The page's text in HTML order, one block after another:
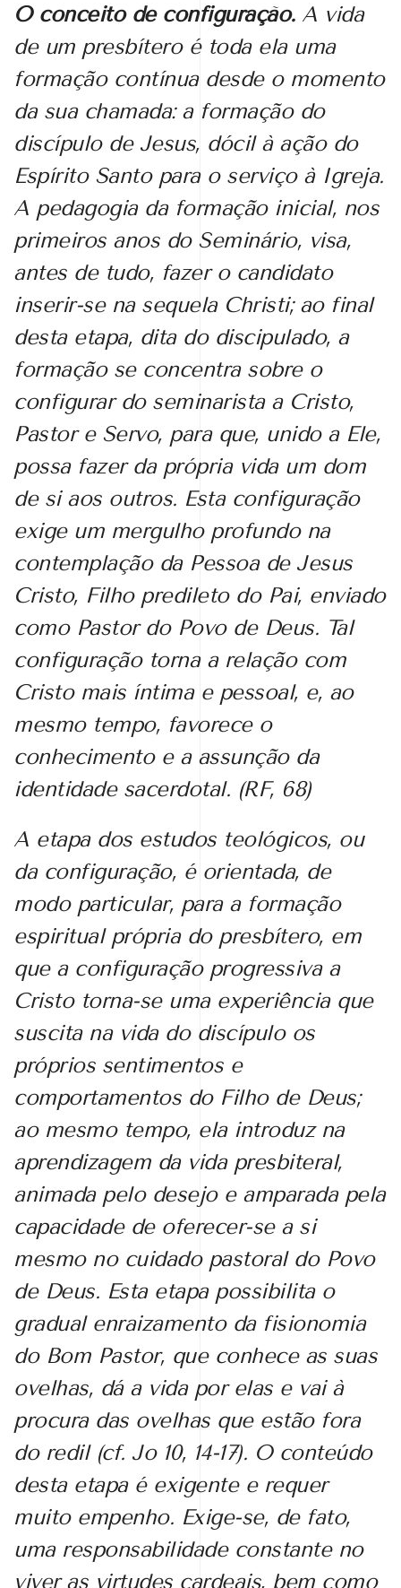
O conceito de configuração.A vida
de um presbítero é toda ela uma
formação contínua desde o momento
da sua chamada: a formação do
discípulo de Jesus, dócil à ação do
Espírito Santo para o serviço à Igreja.
A pedagogia da formação inicial, nos
primeiros anos do Seminário, visa,
antes de tudo, fazer o candidato
inserir-se na sequela Christi; ao final
desta etapa, dita do discipulado, a
formação se concentra sobre o
configurar do seminarista a Cristo,
Pastor e Servo, para que, unido a Ele,
possa fazer da própria vida um dom
de si aos outros. Esta configuração
exige um mergulho profundo na
contemplação da Pessoa de Jesus
Cristo, Filho predileto do Pai, enviado
como Pastor do Povo de Deus. Tal
configuração torna a relação com
Cristo mais íntima e pessoal, e, ao
mesmo tempo, favorece o
conhecimento e a assunção da
identidade sacerdotal. (RF, 68)
A etapa dos estudos teológicos, ou
da configuração, é orientada, de
modo particular, para a formação
espiritual própria do presbítero, em
que a configuração progressiva a
Cristo torna-se uma experiência que
suscita na vida do discípulo os
próprios sentimentos e
comportamentos do Filho de Deus;
ao mesmo tempo, ela introduz na
aprendizagem da vida presbiteral,
animada pelo desejo e amparada pela
capacidade de oferecer-se a si
mesmo no cuidado pastoral do Povo
de Deus. Esta etapa possibilita o
gradual enraizamento da fisionomia
do Bom Pastor, que conhece as suas
ovelhas, dá a vida por elas e vai à
procura das ovelhas que estão fora
do redil (cf. Jo 10, 14-17). O conteúdo
desta etapa é exigente e requer
muito empenho. Exige-se, de fato,
uma responsabilidade constante no
viver as virtudes cardeais, bem como